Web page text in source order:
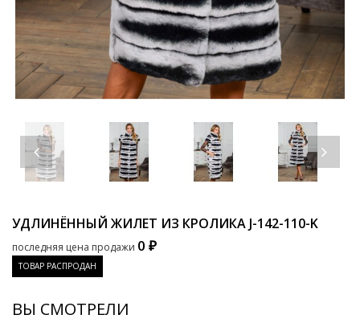
УДЛИНЁННЫЙ ЖИЛЕТ ИЗ КРОЛИКА J-142-110-K
последняя цена продажи 0 ₽
ТОВАР РАСПРОДАН
ВЫ СМОТРЕЛИ